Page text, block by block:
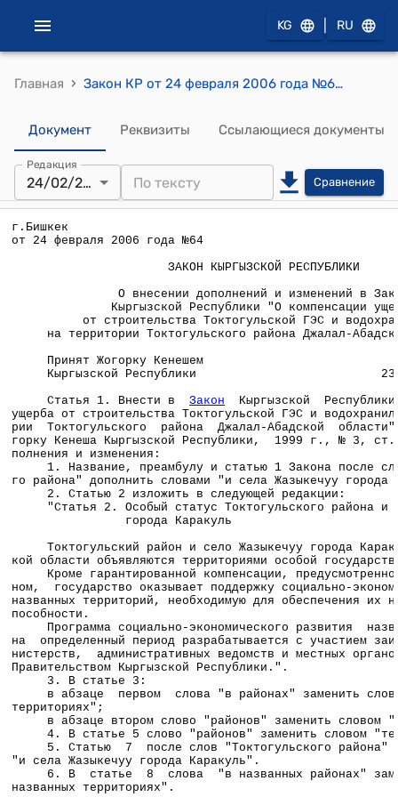
KG RU
Главная › Закон КР от 24 февраля 2006 года №64 " О внесении дополнений и изменений в Закон Кыргызской Республики "О компенсации ущерба от строительства Токтогульской ГЭС и водохранилища на территории Токтогульского района Джалал-Абадской области"
Документ Реквизиты Ссылающиеся документы
Редакция
24/02/2006 Сравнение